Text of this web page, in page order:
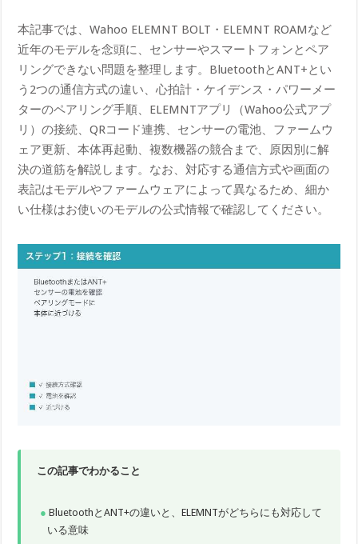
本記事では、Wahoo ELEMNT BOLT・ELEMNT ROAMなど
近年のモデルを念頭に、センサーやスマートフォンとペア
リングできない問題を整理します。BluetoothとANT+とい
う2つの通信方式の違い、心拍計・ケイデンス・パワーメー
ターのペアリング手順、ELEMNTアプリ（Wahoo公式アプ
リ）の接続、QRコード連携、センサーの電池、ファームウ
ェア更新、本体再起動、複数機器の競合まで、原因別に解
決の道筋を解説します。なお、対応する通信方式や画面の
表記はモデルやファームウェアによって異なるため、細か
い仕様はお使いのモデルの公式情報で確認してください。
この記事でわかること
BluetoothとANT+の違いと、ELEMNTがどちらにも対応して
いる意味